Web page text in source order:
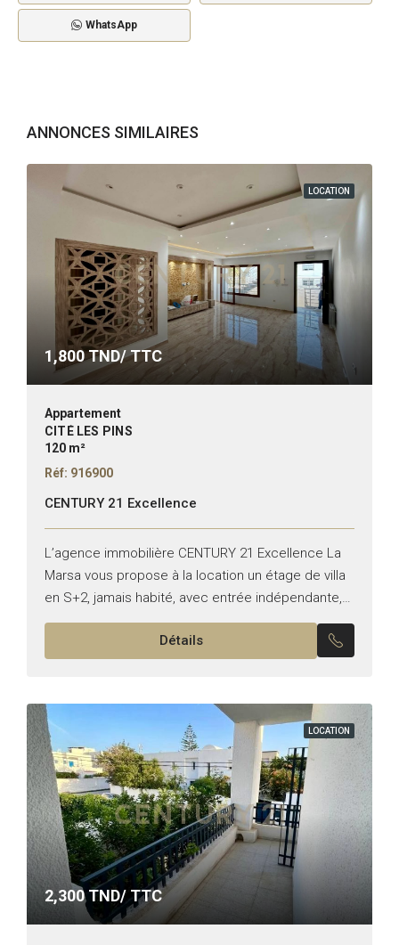
WhatsApp
ANNONCES SIMILAIRES
LOCATION
1,800TND/ TTC
Appartement
CITÉ LES PINS
120 m²
Réf: 916900
CENTURY 21 Excellence
L’agence immobilière CENTURY 21 Excellence La
Marsa vous propose à la location un étage de villa
en S+2, jamais habité, avec entrée indépendante,
situé à Cité Wifek. Il se compose de :...
Détails
LOCATION
2,300TND/ TTC